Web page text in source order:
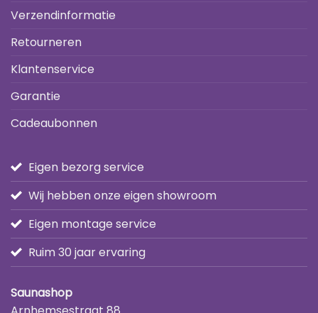
Verzendinformatie
Retourneren
Klantenservice
Garantie
Cadeaubonnen
Eigen bezorg service
Wij hebben onze eigen showroom
Eigen montage service
Ruim 30 jaar ervaring
Saunashop